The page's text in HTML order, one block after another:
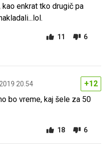
enkrat tko drugič pa
11 6
20.54
+12
bo vreme, kaj šele za 50
18 6